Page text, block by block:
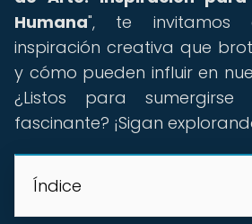
Humana", te invitamos
inspiración creativa que
y cómo pueden influir en
¿Listos para
fascinante? ¡Sigan
Índice